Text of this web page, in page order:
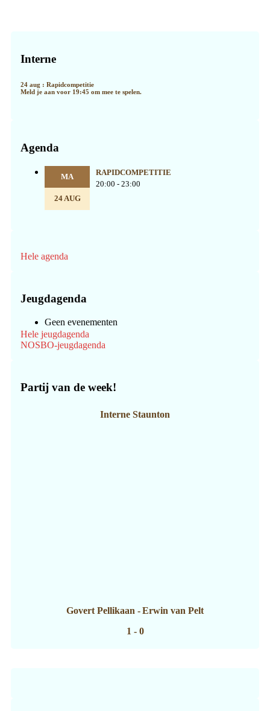
Sidebar
Interne
24 aug : Rapidcompetitie
Meld je aan voor 19:45 om mee te spelen.
Agenda
MA
24 AUG
RAPIDCOMPETITIE
20:00 - 23:00
Hele agenda
Jeugdagenda
Geen evenementen
Hele jeugdagenda
NOSBO-jeugdagenda
Partij van de week!
Interne Staunton
Govert Pellikaan - Erwin van Pelt
1 - 0